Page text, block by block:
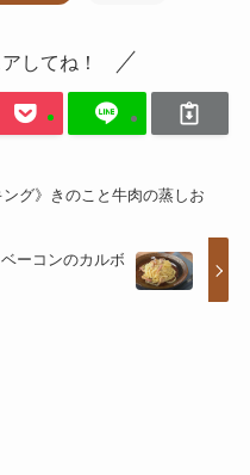
してね！
ング》きのこと牛肉の蒸しお
ーコンのカルボ